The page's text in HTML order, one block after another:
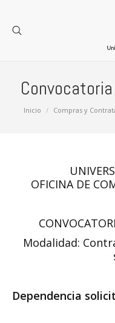
Estás aquí:
Inicio Compras y
OFICINA DE
Modalidad:
Dependencia